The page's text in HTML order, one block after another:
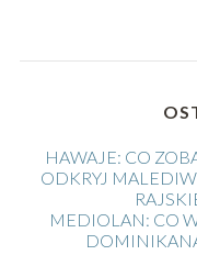
HAWAJE: CO
ODKRYJ
MEDIOLAN: CO